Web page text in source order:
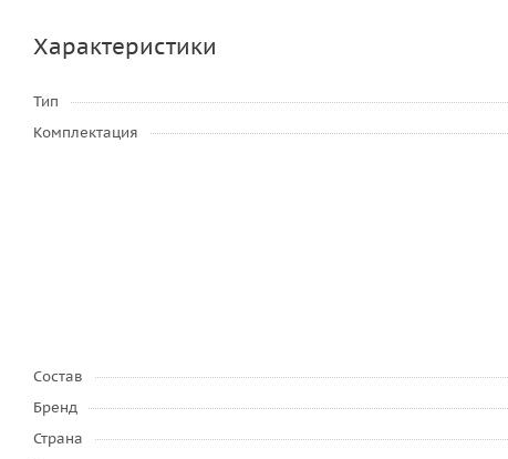
Характеристики
Тип
Комплектация
Состав
Бренд
Страна